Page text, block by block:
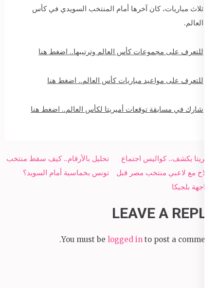
ثلاث مباريات، كان آخرها أمام المنتخب السويدي في كأس
العالم.
للتعرف على مجموعات كأس العالم وترتيبها.. اضغط هنا
للتعرف على مواعيد مباريات كأس العالم.. اضغط هنا
شارك في مسابقة توقعات أميريتا لكأس العالم.. اضغط هنا
Post
navigation
تحليل بالأرقام.. كيف سقط منتخب
تونس بخماسية أمام السويد؟
أميريتا يكشف.. كواليس اجتماع
صلاح مع لاعبي منتخب مصر قبل
مواجهة بلجيكا
LEAVE A REPLY
You must be logged in to post a comment.